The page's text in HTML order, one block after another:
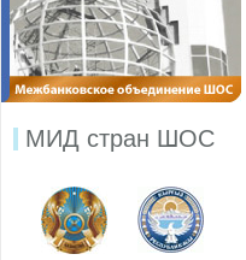
МИД стран ШОС